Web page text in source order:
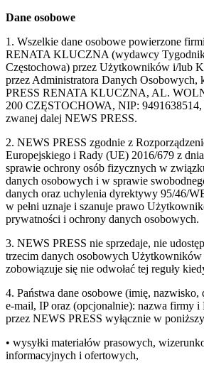
Dane osobowe
1. Wszelkie dane osobowe powierzone
RENATA KLUCZNA (wydawcy
Częstochowa) przez Użytkowników i/lub
przez Administratora Danych Osobowych,
PRESS RENATA KLUCZNA, AL.
200 CZĘSTOCHOWA, NIP:
zwanej dalej NEWS PRESS.
2. NEWS PRESS zgodnie z
Europejskiego i Rady (UE) 2016/679 z
sprawie ochrony osób fizycznych w
danych osobowych i w sprawie
danych oraz uchylenia dyrektywy 95/46/
w pełni uznaje i szanuje prawo
prywatności i ochrony danych osobowych.
3. NEWS PRESS nie sprzedaje, nie
trzecim danych osobowych
zobowiązuje się nie odwołać tej reguły
4. Państwa dane osobowe (imię, nazwisko,
e-mail, IP oraz (opcjonalnie): nazwa firmy i
przez NEWS PRESS wyłącznie w
• wysyłki materiałów prasowych,
informacyjnych i ofertowych,